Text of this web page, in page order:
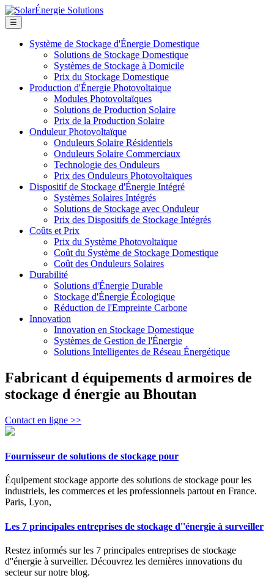
☰
Système de Stockage d'Énergie Domestique
Solutions de Stockage Domestique
Systèmes de Stockage à Domicile
Prix du Stockage Domestique
Production d'Énergie Photovoltaïque
Modules Photovoltaïques
Solutions de Production Solaire
Prix de la Production Solaire
Onduleur Photovoltaïque
Onduleurs Solaire Résidentiels
Onduleurs Solaire Commerciaux
Technologie des Onduleurs
Prix des Onduleurs Photovoltaïques
Dispositif de Stockage d'Énergie Intégré
Systèmes Solaires Intégrés
Solutions de Stockage avec Onduleur
Prix des Dispositifs de Stockage Intégrés
Coûts et Prix
Prix du Système Photovoltaïque
Coût du Système de Stockage Domestique
Coût des Onduleurs Solaires
Durabilité
Solutions d'Énergie Durable
Stockage d'Énergie Écologique
Réduction de l'Empreinte Carbone
Innovation
Innovation en Stockage Domestique
Systèmes de Gestion de l'Énergie
Solutions Intelligentes de Réseau Énergétique
Fabricant d équipements d armoires de
stockage d énergie au Bhoutan
Contact en ligne >>
Fournisseur de solutions de stockage pour
Équipement stockage apporte des solutions de stockage pour les
industriels, les commerces et les professionnels partout en France.
Paris, Lyon,
Les 7 principales entreprises de stockage d''énergie à surveiller
Restez informés sur les 7 principales entreprises de stockage
d''énergie à surveiller. Découvrez les dernières innovations du
secteur sur notre blog.